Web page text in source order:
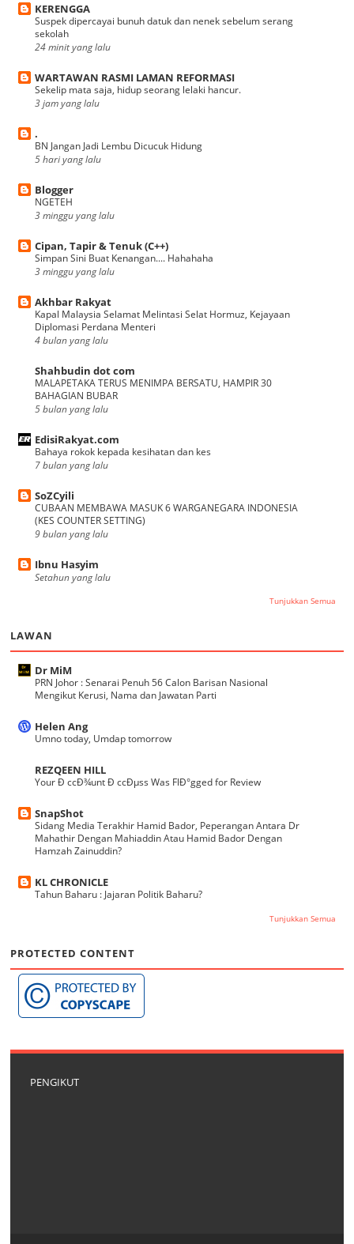
KERENGGA
Suspek dipercayai bunuh datuk dan nenek sebelum serang
sekolah
24 minit yang lalu
WARTAWAN RASMI LAMAN REFORMASI
Sekelip mata saja, hidup seorang lelaki hancur.
3 jam yang lalu
.
BN Jangan Jadi Lembu Dicucuk Hidung
5 hari yang lalu
Blogger
NGETEH
3 minggu yang lalu
Cipan, Tapir & Tenuk (C++)
Simpan Sini Buat Kenangan.... Hahahaha
3 minggu yang lalu
Akhbar Rakyat
Kapal Malaysia Selamat Melintasi Selat Hormuz, Kejayaan
Diplomasi Perdana Menteri
4 bulan yang lalu
Shahbudin dot com
MALAPETAKA TERUS MENIMPA BERSATU, HAMPIR 30
BAHAGIAN BUBAR
5 bulan yang lalu
EdisiRakyat.com
Bahaya rokok kepada kesihatan dan kes
7 bulan yang lalu
SoZCyili
CUBAAN MEMBAWA MASUK 6 WARGANEGARA INDONESIA
(KES COUNTER SETTING)
9 bulan yang lalu
Ibnu Hasyim
Setahun yang lalu
Tunjukkan Semua
LAWAN
Dr MiM
PRN Johor : Senarai Penuh 56 Calon Barisan Nasional
Mengikut Kerusi, Nama dan Jawatan Parti
Helen Ang
Umno today, Umdap tomorrow
REZQEEN HILL
Your Ð ccÐ¾unt Ð ccÐµss Was FlÐ°gged for Review
SnapShot
Sidang Media Terakhir Hamid Bador, Peperangan Antara Dr
Mahathir Dengan Mahiaddin Atau Hamid Bador Dengan
Hamzah Zainuddin?
KL CHRONICLE
Tahun Baharu : Jajaran Politik Baharu?
Tunjukkan Semua
PROTECTED CONTENT
PENGIKUT